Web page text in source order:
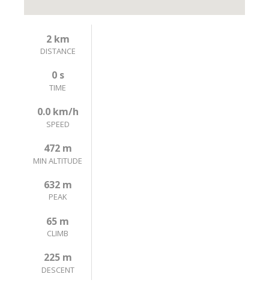
DISTANCE
2 km
TIME
0 s
SPEED
0.0 km/h
MIN ALTITUDE
472 m
PEAK
632 m
CLIMB
65 m
DESCENT
225 m